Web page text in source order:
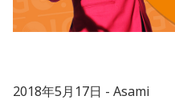
2018年5月17日 Asami